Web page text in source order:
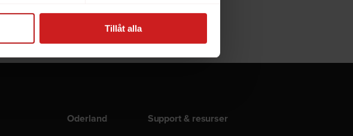
Tillåt alla
Oderland Support & resurser